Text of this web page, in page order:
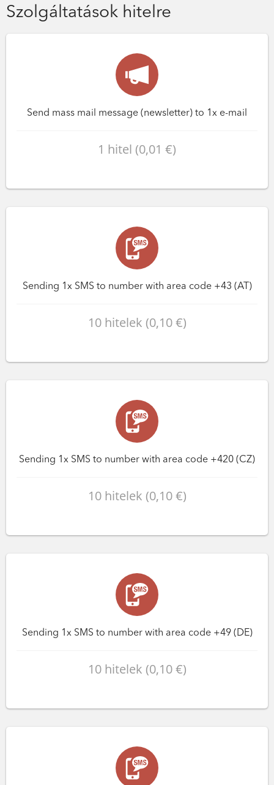
Szolgáltatások hitelre
Send mass mail message (newsletter) to 1x e-mail
1 hitel (0,01 €)
Sending 1x SMS to number with area code +43 (AT)
10 hitelek (0,10 €)
Sending 1x SMS to number with area code +420 (CZ)
10 hitelek (0,10 €)
Sending 1x SMS to number with area code +49 (DE)
10 hitelek (0,10 €)